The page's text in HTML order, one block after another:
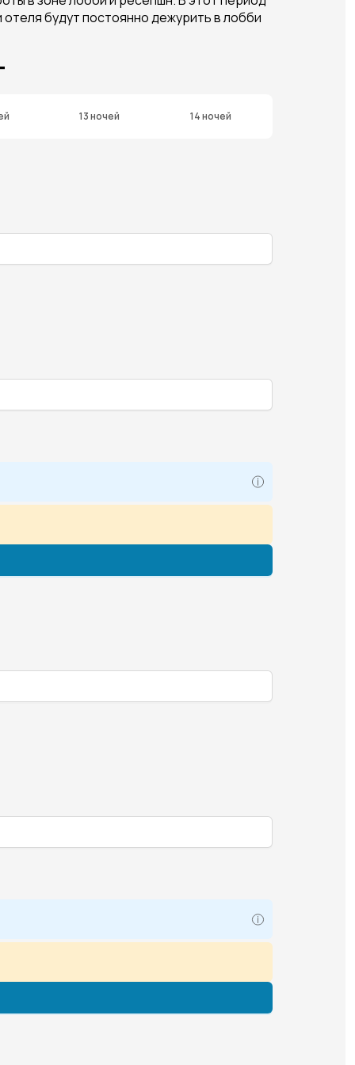
будут постоянно дежурить в лобби
13 ночей 14 ночей